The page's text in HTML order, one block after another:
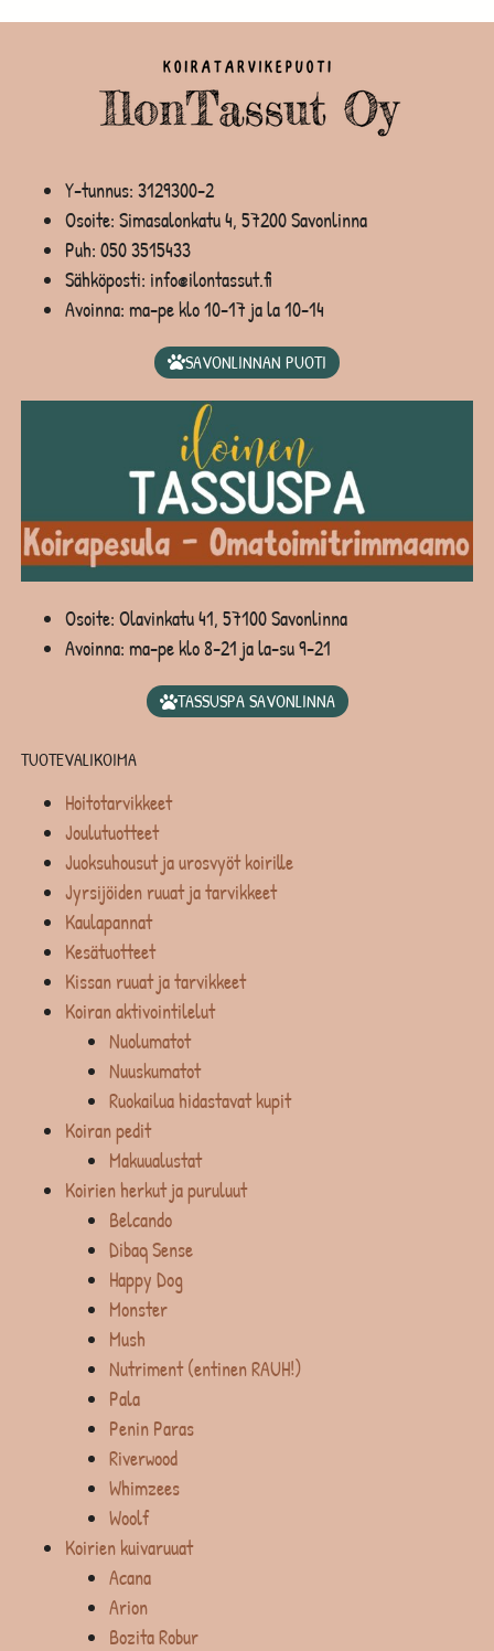
Y-tunnus: 3129300-2
Osoite: Simasalonkatu 4, 57200 Savonlinna
Puh: 050 3515433
Sähköposti: info@ilontassut.fi
Avoinna: ma-pe klo 10-17 ja la 10-14
SAVONLINNAN PUOTI
Osoite: Olavinkatu 41, 57100 Savonlinna
Avoinna: ma-pe klo 8-21 ja la-su 9-21
TASSUSPA SAVONLINNA
TUOTEVALIKOIMA
Hoitotarvikkeet
Joulutuotteet
Juoksuhousut ja urosvyöt koirille
Jyrsijöiden ruuat ja tarvikkeet
Kaulapannat
Kesätuotteet
Kissan ruuat ja tarvikkeet
Koiran aktivointilelut
Nuolumatot
Nuuskumatot
Ruokailua hidastavat kupit
Koiran pedit
Makuualustat
Koirien herkut ja puruluut
Belcando
Dibaq Sense
Happy Dog
Monster
Mush
Nutriment (entinen RAUH!)
Pala
Penin Paras
Riverwood
Whimzees
Woolf
Koirien kuivaruuat
Acana
Arion
Bozita Robur